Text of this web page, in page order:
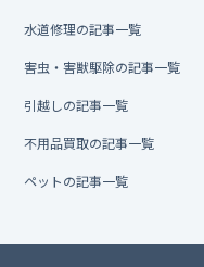
水道修理の記事一覧
害虫・害獣駆除の記事一覧
引越しの記事一覧
不用品買取の記事一覧
ペットの記事一覧